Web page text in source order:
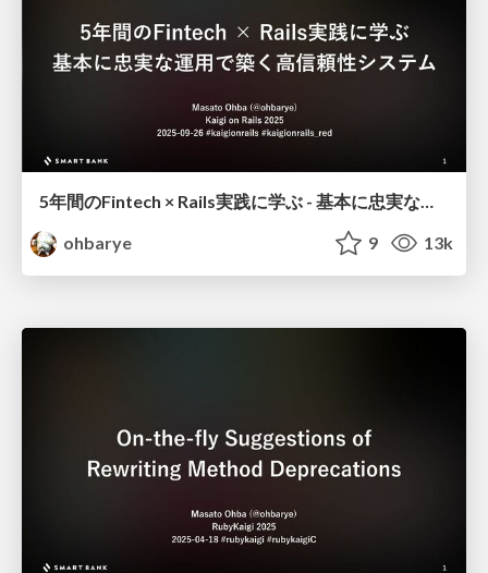
5年間のFintech × Rails実践に学ぶ - 基本に忠実な運用で築く高信頼性システム / 5 Years Fintech Rails Retrospective
ohbarye
9 13k